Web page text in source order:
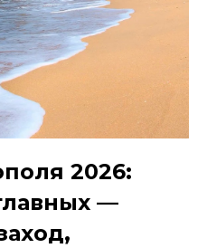
2026:
—